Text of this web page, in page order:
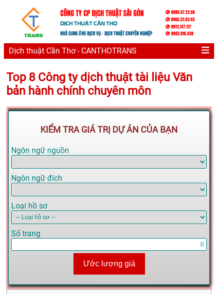
Dịch thuật Cần Thơ - CANTHOTRANS
Top 8 Công ty dịch thuật tài liệu Văn
bản hành chính chuyên môn
KIỂM TRA GIÁ TRỊ DỰ ÁN CỦA BẠN
Ngôn ngữ nguồn
Ngôn ngữ đích
Loại hồ sơ
Số trang
Ước lượng giá